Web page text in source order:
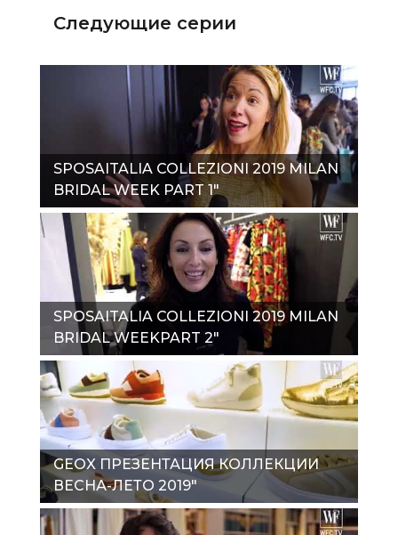
Следующие серии
SPOSAITALIA COLLEZIONI 2019 MILAN
BRIDAL WEEK PART 1"
SPOSAITALIA COLLEZIONI 2019 MILAN
BRIDAL WEEKPART 2"
GEOX ПРЕЗЕНТАЦИЯ КОЛЛЕКЦИИ
ВЕСНА-ЛЕТО 2019"